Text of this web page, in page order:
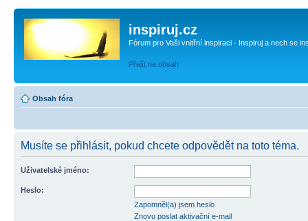
inspiruj.cz
Fórum pro Vaši vnitřní inspiraci - Inspiruj a nech se
Přejít na obsah
Obsah fóra
Musíte se přihlásit, pokud chcete odpovědět na toto téma.
Uživatelské jméno:
Heslo:
Zapomněl(a) jsem heslo
Znovu poslat aktivační e-mail